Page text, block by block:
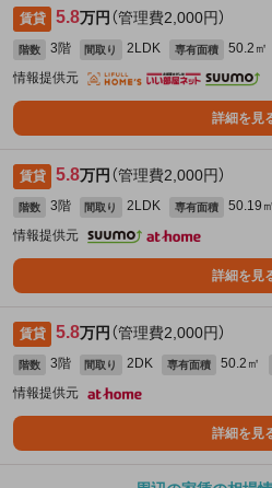
賃貸 5.8万円 （管理費2,000円）
階数 3階 間取り 2LDK 専有面積 50.2㎡
情報提供元
詳細を見
賃貸 5.8万円 （管理費2,000円）
階数 3階 間取り 2LDK 専有面積 50.19㎡
情報提供元
詳細を見
賃貸 5.8万円 （管理費2,000円）
階数 3階 間取り 2DK 専有面積 50.2㎡
情報提供元
詳細を見